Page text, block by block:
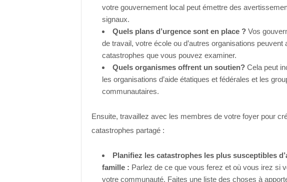
votre gouvernement local peut émettre des
signaux.
Quels plans d’urgence sont en place ? Vos
de travail, votre école ou d’autres organisations
catastrophes que vous pouvez examiner.
Quels organismes offrent un soutien? Cela peut
les organisations d’aide étatiques et fédérales et les
communautaires.
Ensuite, travaillez avec les membres de votre foyer pour
catastrophes partagé :
Planifiez les catastrophes les plus susceptibles
famille : Parlez de ce que vous ferez et où vous irez si
votre communauté. Faites une liste des choses à